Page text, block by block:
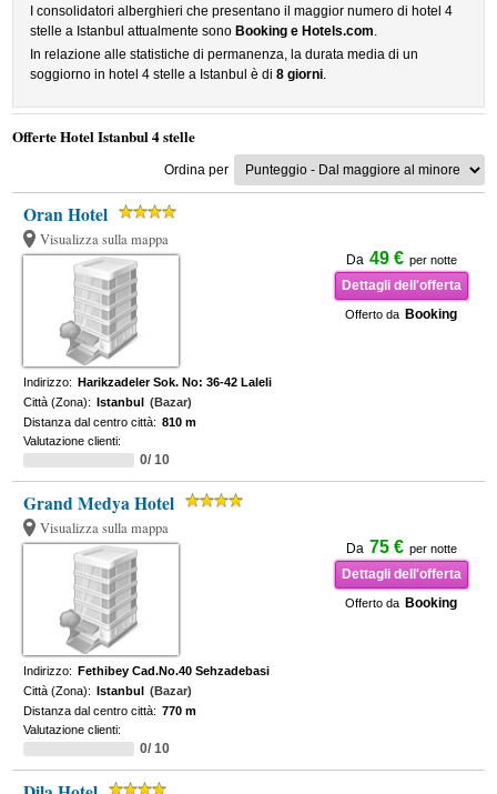
I consolidatori alberghieri che presentano il maggior numero di hotel 4
stelle a Istanbul attualmente sono Booking e Hotels.com.
In relazione alle statistiche di permanenza, la durata media di un
soggiorno in hotel 4 stelle a Istanbul è di8 giorni.
Offerte Hotel Istanbul 4 stelle
Ordina per
Oran Hotel
Visualizza sulla mappa
Da 49 € per notte
Dettagli dell'offerta
Offerto da Booking
Indirizzo: Harikzadeler Sok. No: 36-42 Laleli
Città (Zona): Istanbul (Bazar)
Distanza dal centro città: 810 m
Valutazione clienti:
0/ 10
Grand Medya Hotel
Visualizza sulla mappa
Da 75 € per notte
Dettagli dell'offerta
Offerto da Booking
Indirizzo: Fethibey Cad.No.40 Sehzadebasi
Città (Zona): Istanbul (Bazar)
Distanza dal centro città: 770 m
Valutazione clienti:
0/ 10